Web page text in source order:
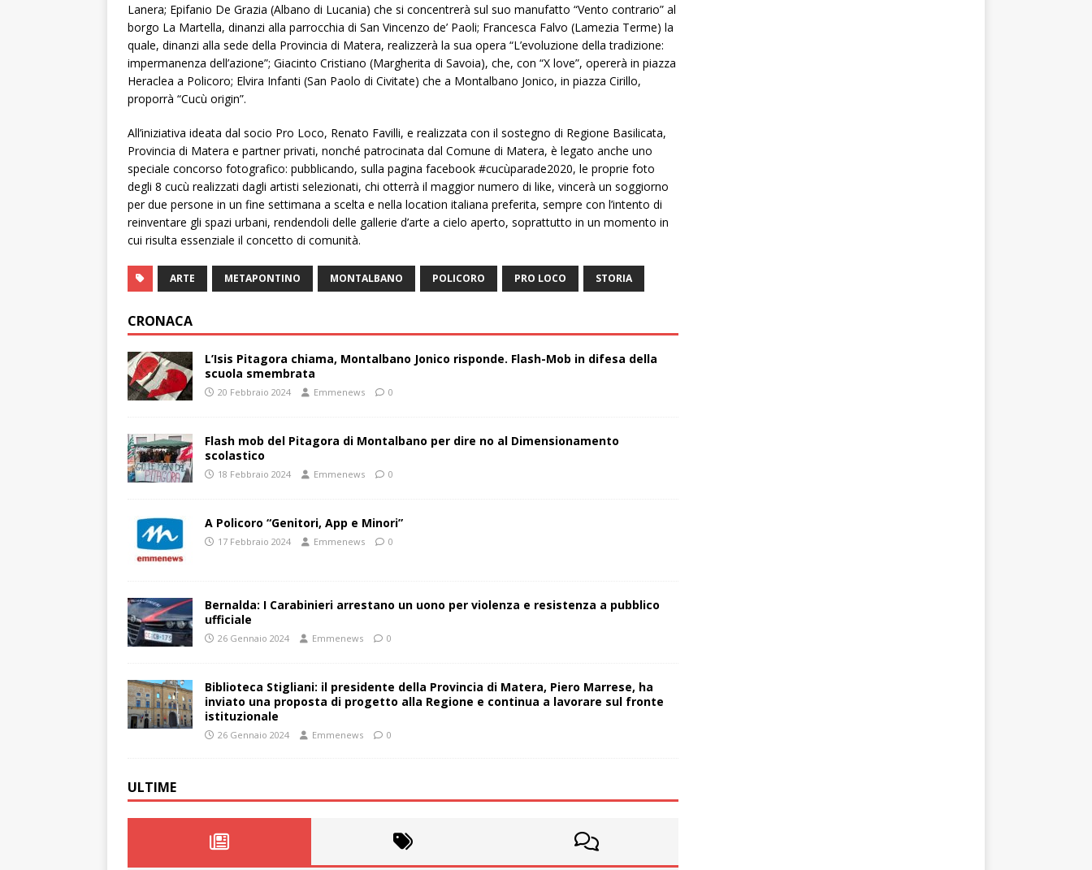
Lanera; Epifanio De Grazia (Albano di Lucania) che si concentrerà sul suo manufatto “Vento contrario” al
borgo La Martella, dinanzi alla parrocchia di San Vincenzo de’ Paoli; Francesca Falvo (Lamezia Terme) la
quale, dinanzi alla sede della Provincia di Matera, realizzerà la sua opera “L’evoluzione della tradizione:
impermanenza dell’azione”; Giacinto Cristiano (Margherita di Savoia), che, con “X love”, opererà in piazza
Heraclea a Policoro; Elvira Infanti (San Paolo di Civitate) che a Montalbano Jonico, in piazza Cirillo,
proporrà “Cucù origin”.
All’iniziativa ideata dal socio Pro Loco, Renato Favilli, e realizzata con il sostegno di Regione Basilicata,
Provincia di Matera e partner privati, nonché patrocinata dal Comune di Matera, è legato anche uno
speciale concorso fotografico: pubblicando, sulla pagina facebook #cucùparade2020, le proprie foto
degli 8 cucù realizzati dagli artisti selezionati, chi otterrà il maggior numero di like, vincerà un soggiorno
per due persone in un fine settimana a scelta e nella location italiana preferita, sempre con l’intento di
reinventare gli spazi urbani, rendendoli delle gallerie d’arte a cielo aperto, soprattutto in un momento in
cui risulta essenziale il concetto di comunità.
ARTE METAPONTINO MONTALBANO POLICORO PRO LOCO STORIA
CRONACA
L’Isis Pitagora chiama, Montalbano Jonico risponde. Flash-Mob in difesa della
scuola smembrata
20 Febbraio 2024 Emmenews 0
Flash mob del Pitagora di Montalbano per dire no al Dimensionamento
scolastico
18 Febbraio 2024 Emmenews 0
A Policoro “Genitori, App e Minori”
17 Febbraio 2024 Emmenews 0
Bernalda: I Carabinieri arrestano un uono per violenza e resistenza a pubblico
ufficiale
26 Gennaio 2024 Emmenews 0
Biblioteca Stigliani: il presidente della Provincia di Matera, Piero Marrese, ha
inviato una proposta di progetto alla Regione e continua a lavorare sul fronte
istituzionale
26 Gennaio 2024 Emmenews 0
ULTIME